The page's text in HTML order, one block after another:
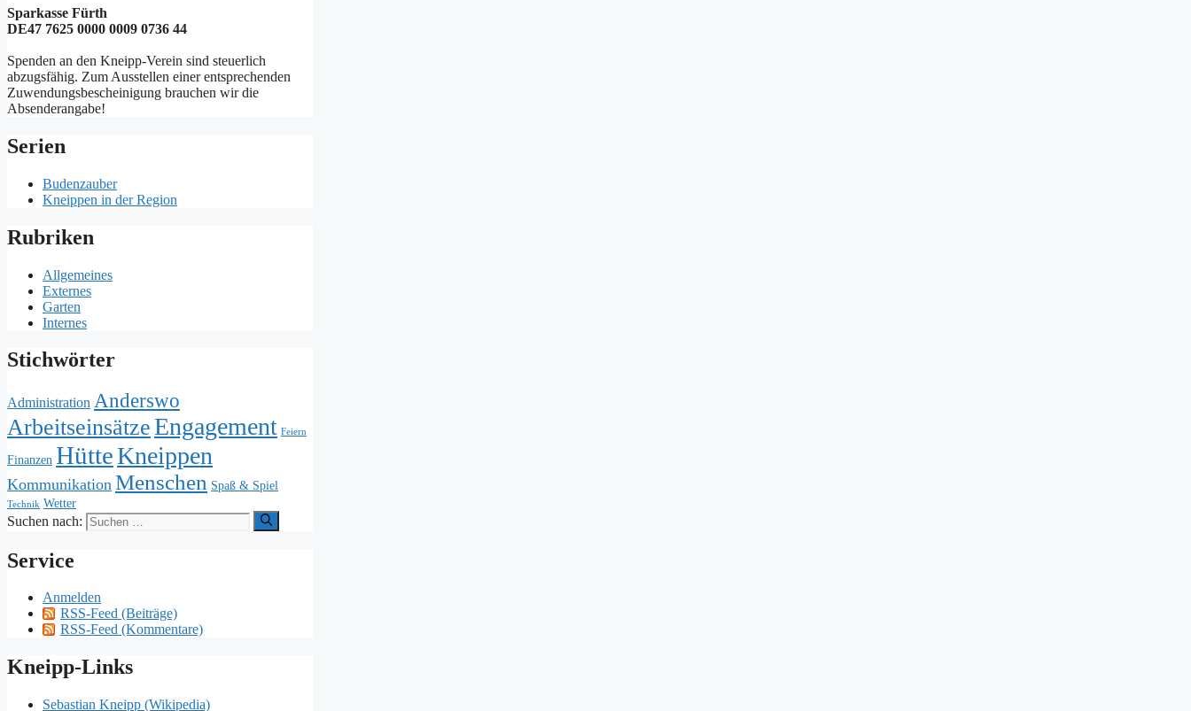
Sparkasse Fürth
DE47 7625 0000 0009 0736 44
Spenden an den Kneipp-Verein sind steuerlich
abzugsfähig. Zum Ausstellen einer entsprechenden
Zuwendungsbescheinigung brauchen wir die
Absenderangabe!
Serien
Budenzauber
Kneippen in der Region
Rubriken
Allgemeines
Externes
Garten
Internes
Stichwörter
Administration Anderswo
ArbeitseinsätzeEngagement Feiern
Finanzen HütteKneippen
Kommunikation Menschen Spaß & Spiel
Technik Wetter
Suchen nach:
Service
Anmelden
RSS-Feed (Beiträge)
RSS-Feed (Kommentare)
Kneipp-Links
Sebastian Kneipp (Wikipedia)